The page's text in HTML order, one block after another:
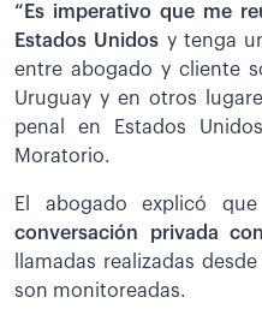
“Es imperativo que me
Estados Unidos y tenga
entre abogado y cliente
Uruguay y en otros
penal en Estados
Moratorio.
El abogado explicó que
conversación privada
llamadas realizadas
son monitoreadas.